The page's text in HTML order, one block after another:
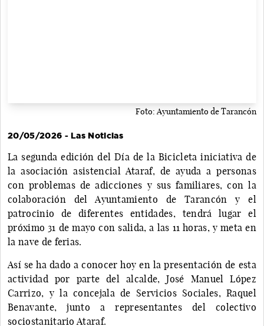
Foto: Ayuntamiento de Tarancón
20/05/2026 - Las Noticias
La segunda edición del Día de la Bicicleta iniciativa de
la asociación asistencial Ataraf, de ayuda a personas
con problemas de adicciones y sus familiares, con la
colaboración del Ayuntamiento de Tarancón y el
patrocinio de diferentes entidades, tendrá lugar el
próximo 31 de mayo con salida, a las 11 horas, y meta en
la nave de ferias.
Así se ha dado a conocer hoy en la presentación de esta
actividad por parte del alcalde, José Manuel López
Carrizo, y la concejala de Servicios Sociales, Raquel
Benavante, junto a representantes del colectivo
sociostanitario Ataraf.